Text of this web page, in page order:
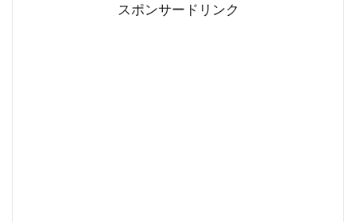
スポンサードリンク